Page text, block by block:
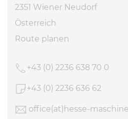
2351 Wiener Neudorf
Österreich
Route planen
+43 (0) 2236 638 70 0
+43 (0) 2236 636 62
office(at)hesse-